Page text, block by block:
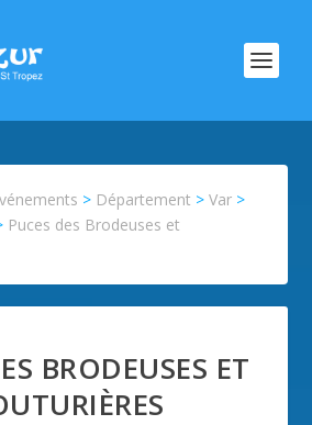
> Département >Var >
Puces des Brodeuses et
BRODEUSES ET